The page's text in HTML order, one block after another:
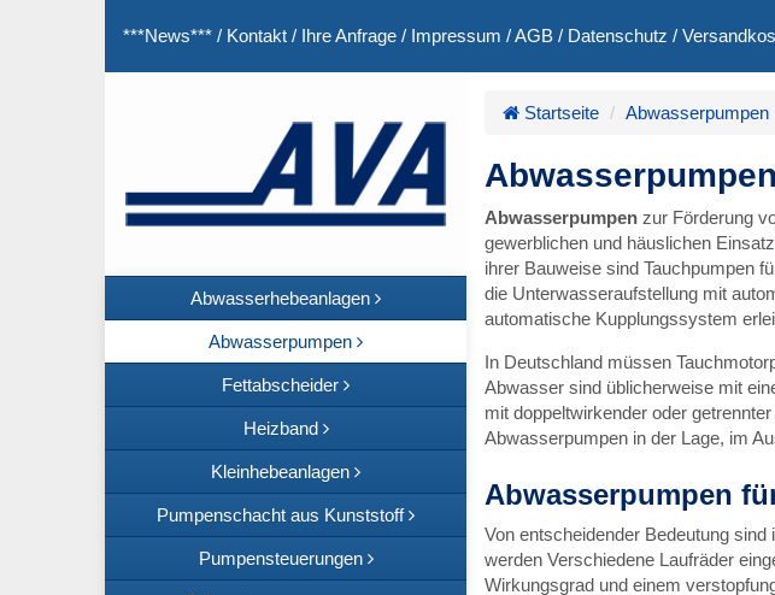
***News*** / Kontakt / Ihre Anfrage / Impressum /AGB / Datenschutz /
Abwasserhebeanlagen
Abwasserpumpen
Fettabscheider
Heizband
Kleinhebeanlagen
Pumpenschacht aus Kunststoff
Pumpensteuerungen
Startseite Abwasserpumpen
Abwasserpumpen zur Förderung
gewerblichen und häuslichen
ihrer Bauweise sind Tauchpumpen
die Unterwasseraufstellung mit
automatische Kupplungssystem
In Deutschland müssen
Abwasser sind üblicherweise mit
mit doppeltwirkender oder
Abwasserpumpen in der Lage, im
Abwasserpumpen
Von entscheidender Bedeutung
werden Verschiedene Laufräder
Wirkungsgrad und einem